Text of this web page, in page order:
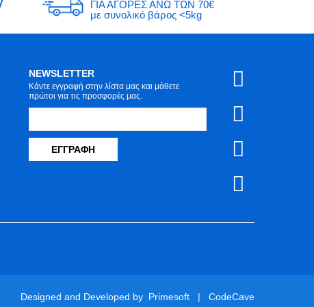
ΓΙΑ ΑΓΟΡΕΣ ΑΝΩ ΤΩΝ 70€
με συνολικό βάρος <5kg
NEWSLETTER
Κάντε εγγραφή στην λίστα μας και μάθετε
πρώτοι για τις προσφορές μας.
ΕΓΓΡΑΦΉ
Designed and Developed by Primesoft | CodeCave